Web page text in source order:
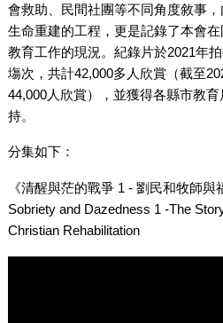
會救助、民間社團等不同角度敘事
生命重建的工程，更是記錄了本會
教育工作的現況。紀錄片於2021年
塲次，共計42,000多人欣賞（截至
44,000人欣賞），並獲得各縣市教
持。
分集如下：
《清醒與茫的戰爭 1 - 劉民和牧師
Sobriety and Dazedness 1 -The
Christian Rehabilitation